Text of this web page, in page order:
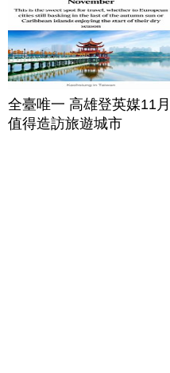
全臺唯一 高雄登英媒11月
值得造訪旅遊城市